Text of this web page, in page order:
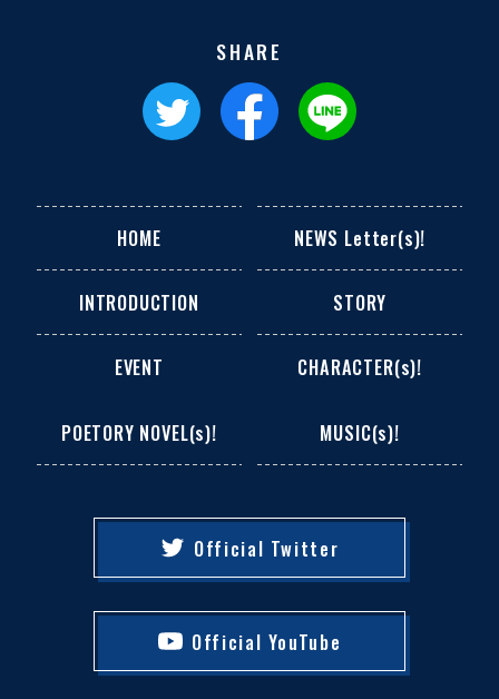
SHARE
HOME NEWS Letter(s)!
INTRODUCTION STORY
EVENT CHARACTER(s)!
POETORY NOVEL(s)! MUSIC(s)!
Official Twitter
Official YouTube